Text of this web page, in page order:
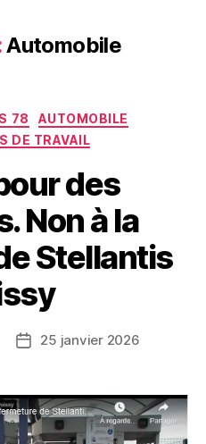
Automobile
Catégories
78
AUTOMOBILE
DE TRAVAIL
des
Non à la
Stellantis
Date25 janvier 2026